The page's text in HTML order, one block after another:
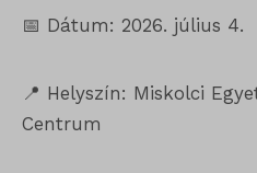
📅 Dátum: 2026. július 4.
📍 Helyszín: Miskolci
Centrum